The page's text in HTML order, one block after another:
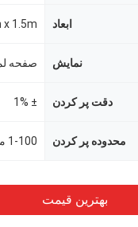
ابعاد x 1.5m
نمايش صفحه
دقت پر کردن ± 1%
محدوده پر کردن 1-100 میلی لیتر
بهترین قیمت